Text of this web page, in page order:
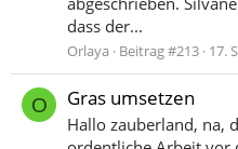
dass der...
Orlaya Beitrag #213 17.
O Gras umsetzen
Hallo zauberland, na,